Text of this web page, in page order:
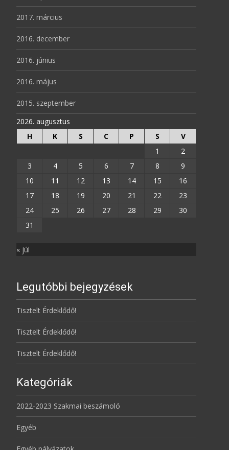
2017. március
2016. december
2016. június
2016. május
2015. szeptember
2026. augusztus
H
K S C P S
V
1
2
3
4 5 6 7 8
9
10
11 12 13 14 15
16
17
18 19 20 21 22
23
24
25 26 27 28 29
30
31
« júl
Legutóbbi bejegyzések
Tisztelt Érdeklődő!
Tisztelt Érdeklődő!
Tisztelt Érdeklődő!
Kategóriák
2022-2023 Szakmai beszámoló
Egyéb